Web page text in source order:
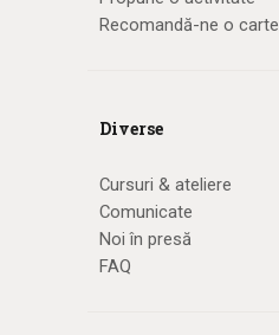
Recomandă-ne o carte
Diverse
Cursuri & ateliere
Comunicate
Noi în presă
FAQ